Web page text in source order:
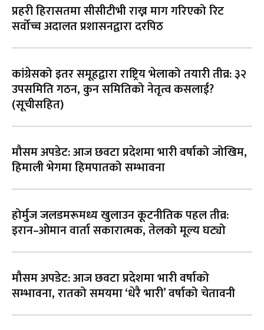
प्रहरी हिरासतमा सीसीटीभी राख्न माग गरिएको रिट
सर्वोच्च अदालत प्रशासनद्वारा दरपिठ
कांग्रेसको इतर समूहद्वारा राष्ट्रिय भेलाको तयारी तीव्र: ३२
उपसमिति गठन, कुन समितिको नेतृत्व कसलाई?
(सूचीसहित)
मौसम अपडेट: आज छवटा प्रदेशमा भारी वर्षाको जोखिम,
हिमाली भेगमा हिमपातको सम्भावना
होर्मुज जलडमरूमध्य खुलाउन कूटनीतिक पहल तीव्र:
इरान–ओमान वार्ता सकारात्मक, तेलको मूल्य घट्यो
मौसम अपडेट: आज छवटा प्रदेशमा भारी वर्षाको
सम्भावना, रातको समयमा ‘धेरै भारी’ वर्षाको चेतावनी